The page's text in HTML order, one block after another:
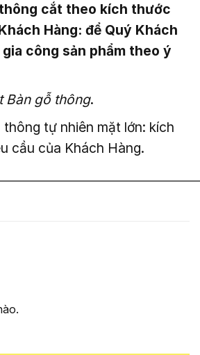
cắt theo kích thước
Hàng: để Quý Khách
công sản phẩm theo ý
Bàn gỗ thông.
thông tự nhiên mặt lớn: kích
cầu của Khách Hàng.